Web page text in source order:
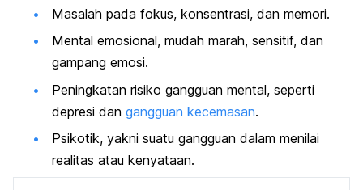
Masalah pada fokus, konsentrasi, dan memori.
Mental emosional, mudah marah, sensitif, dan
gampang emosi.
Peningkatan risiko gangguan mental, seperti
depresi dan gangguan kecemasan.
Psikotik, yakni suatu gangguan dalam menilai
realitas atau kenyataan.